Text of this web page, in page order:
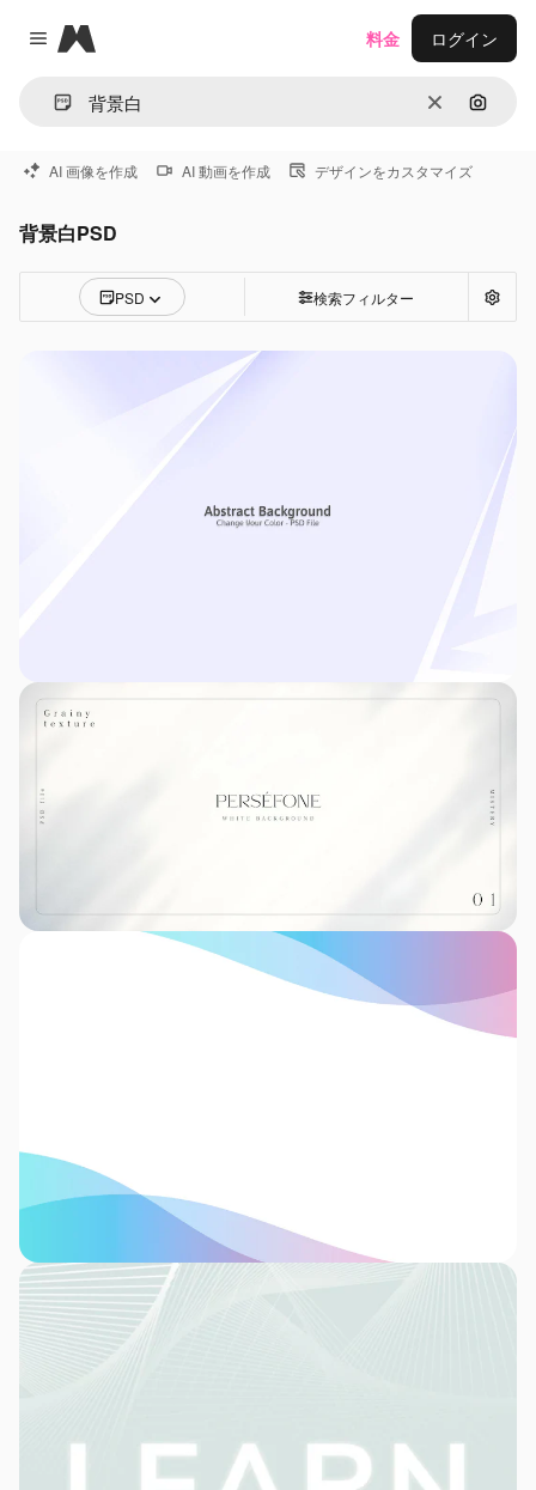
Close menu
Magnific
消去 画像で
料金 ログイン
AI 画像を作成 AI 動画を作成 デザインをカスタマイズ
背景白PSD
PSD 検索フィルター